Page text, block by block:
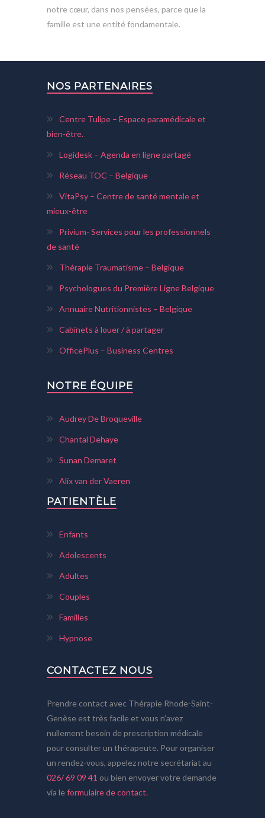
notre cœur, dans nos pensées, parce que la
famille est une entité fondamentale.
NOS PARTENAIRES
Centre Tulipe – Espace paramédicale et
bien-être.
Logidesk – Agenda en ligne partagé
Réseau TOC – Belgique
VitaPsy – Centre de santé mentale et
mieux-être
Privium- Services pour les professionnels
de santé
Thérapie Traumatisme – Belgique
Psychologues du Première Ligne Belgique
Annuaire Nutritionnistes – Belgique
Cabinets à louer / à partager
OfficePlus – Business Centres
NOTRE ÉQUIPE
Audrey De Broqueville
Chantal Dehaye
Sunan Demaret
Alix van der Vaeren
PATIENTÈLE
Enfants
Adolescents
Adultes
Couples
Familles
Hypnose
CONTACTEZ NOUS
Prendre contact avec Thérapie Rhode-Saint-
Genèse est très facile et vous n’avez
nullement besoin de prescription médicale
pour consulter un thérapeute. Pour organiser
un rendez-vous, appelez notre secrétariat au
026/ 69 09 41 ou bien envoyer votre demande
via le formulaire de contact.